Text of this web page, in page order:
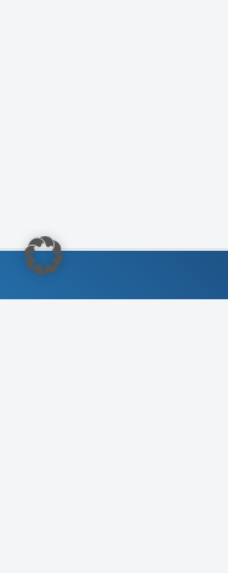
©2022